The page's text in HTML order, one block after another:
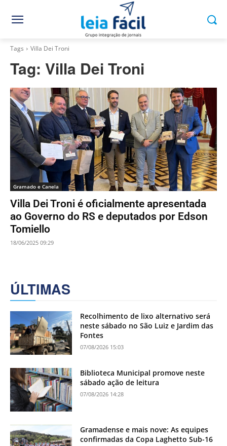
Tags Villa Dei Troni
Tag: Villa Dei Troni
Gramado e Canela
Villa Dei Troni é oficialmente apresentada
ao Governo do RS e deputados por Edson
Tomiello
18/06/2025 09:29
ÚLTIMAS
Recolhimento de lixo alternativo será
neste sábado no São Luiz e Jardim das
Fontes
07/08/2026 15:03
Biblioteca Municipal promove neste
sábado ação de leitura
07/08/2026 14:28
Gramadense e mais nove: As equipes
confirmadas da Copa Laghetto Sub-16